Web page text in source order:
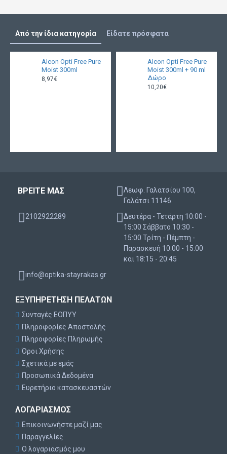
Από την ίδια κατηγορία Είδατε πρόσφατα
Alcon Opti Free Pure
Moist 300ml
8,97€
Alcon Opti Free Pure
Moist 300ml + 90 ml
Δώρο
10,20€
ΒΡΕΙΤΕ ΜΑΣ
Λεωφ. Γαλατσίου 100,
Γαλάτσι 11146
2102922289
Δευτέρα - Τετάρτη 10:00 -
15:00 Σάββατο 10:30 -
15:00 Τρίτη - Πέμπτη -
Παρασκευή 10:00 - 15:00
και 18:15 - 20:45
info@optika-stayrakas.gr
ΕΞΥΠΗΡΈΤΗΣΗ ΠΕΛΑΤΏΝ
Συνταγές ΕΟΠΥΥ
Πληροφορίες Αποστολής
Πληροφορίες Πληρωμής
Όροι Χρήσης
Σχετικά με εμάς
Προσωπικά Δεδομένα
Ευρετήριο κατασκευαστών
ΛΟΓΑΡΙΑΣΜΌΣ
Επικοινωνήστε μαζί μας
Παραγγελίες
Ο λογαριασμός μου